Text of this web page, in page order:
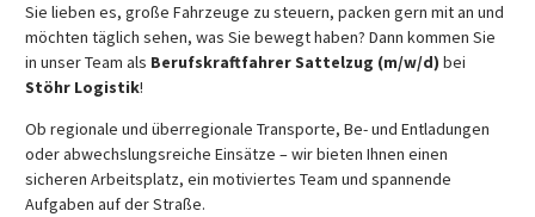
Sie lieben es, große Fahrzeuge zu steuern, packen gern mit an und
möchten täglich sehen, was Sie bewegt haben? Dann kommen Sie
in unser Team als Berufskraftfahrer Sattelzug (m/w/d) bei
Stöhr Logistik!
Ob regionale und überregionale Transporte, Be- und Entladungen
oder abwechslungsreiche Einsätze – wir bieten Ihnen einen
sicheren Arbeitsplatz, ein motiviertes Team und spannende
Aufgaben auf der Straße.